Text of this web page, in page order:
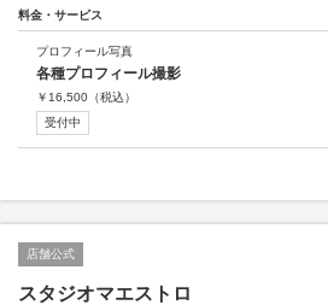
料金・サービス
プロフィール写真
各種プロフィール撮影
￥ 16,500 （税込）
受付中
店舗公式
スタジオマエストロ